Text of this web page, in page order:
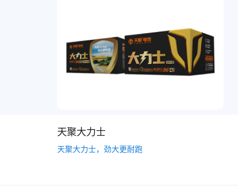
天聚大力士
天聚大力士，劲大更耐跑